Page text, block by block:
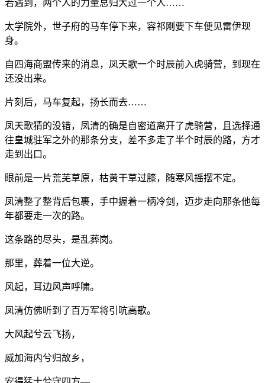
若遇到，两个人的力量总归大过一个人……
太学院外，世子府的马车停下来，容祁刚要下车便见雷伊现
身。
自四海商盟传来的消息，凤天歌一个时辰前入虎骑营，到现在
还没出来。
片刻后，马车复起，扬长而去……
凤天歌猜的没错，凤清的确是自密道离开了虎骑营，且选择通
往皇城驻军之外的那条分支，差不多走了半个时辰的路，方才
走到出口。
眼前是一片荒芜草原，枯黄干草过膝，随寒风摇摆不定。
凤清整了整背后包裹，手中握着一柄冷剑，迈步走向那条他每
年都要走一次的路。
这条路的尽头，是乱葬岗。
那里，葬着一位大逆。
风起，耳边风声呼啸。
凤清仿佛听到了百万军将引吭高歌。
大风起兮云飞扬，
威加海内兮归故乡，